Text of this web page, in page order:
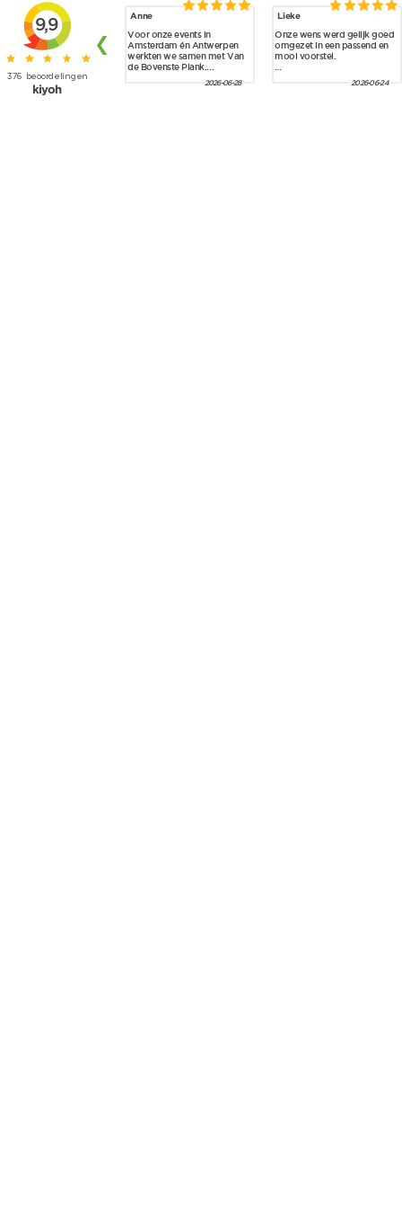
Skip to main content
9,9
376 beoordelingen
kiyoh
❮
Anne
Voor onze events in
Amsterdam én Antwerpen
werkten we samen met Van
de Bovenste Plank....
2026-06-28
Lieke
Onze wens werd gelijk goed
omgezet in een passend en
mooi voorstel.
2026-06-24